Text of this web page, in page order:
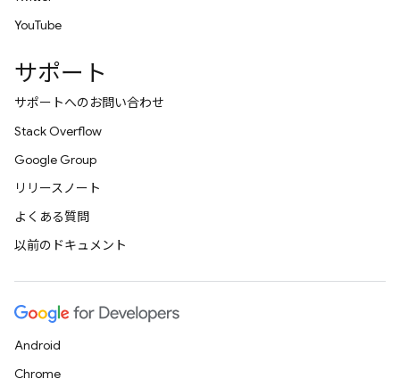
YouTube
サポート
サポートへのお問い合わせ
Stack Overflow
Google Group
リリースノート
よくある質問
以前のドキュメント
Android
Chrome